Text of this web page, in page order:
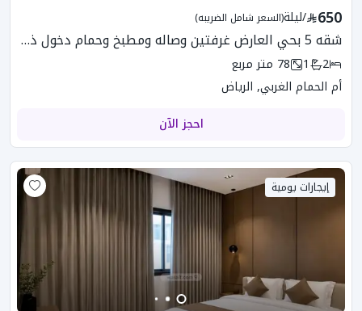
650
/ليلة(السعر شامل الضريبه)
شقه 5 بحي العارض غرفتين وصاله ومطبخ وحمام دخول ذكي
2
1
78 متر مربع
أم الحمام الغربي, الرياض
احجز الآن
إيجارات يومية